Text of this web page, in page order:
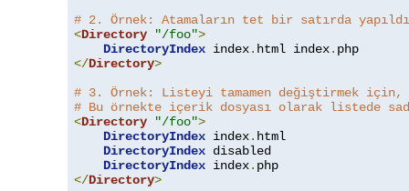
# 2. Örnek: Atamaların tet bir satırda
<Directory "/foo">
DirectoryIndex index. html index.
</Directory>
# 3. Örnek: Listeyi tamamen değiştirmek
# Bu örnekte içerik dosyası olarak listede
<Directory "/foo">
DirectoryIndex index. html
DirectoryIndex disabled
DirectoryIndex index.
</Directory>